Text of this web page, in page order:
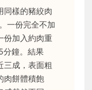
同樣的豬絞肉
一份完全不加
份加入約肉重
分鐘。結果
三成，表面粗
肉餅體積飽